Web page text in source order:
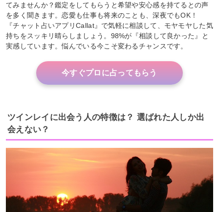
てみませんか？鑑定をしてもらうと希望や安心感を持てるとの声
を多く聞きます。恋愛も仕事も将来のことも、深夜でもOK！
『チャット占いアプリCallat』で気軽に相談して、モヤモヤした気
持ちをスッキリ晴らしましょう。98%が『相談して良かった』と
実感しています。悩んでいる今こそ変わるチャンスです。
今すぐプロに占ってもらう
ツインレイに出会う人の特徴は？ 選ばれた人しか出
会えない？